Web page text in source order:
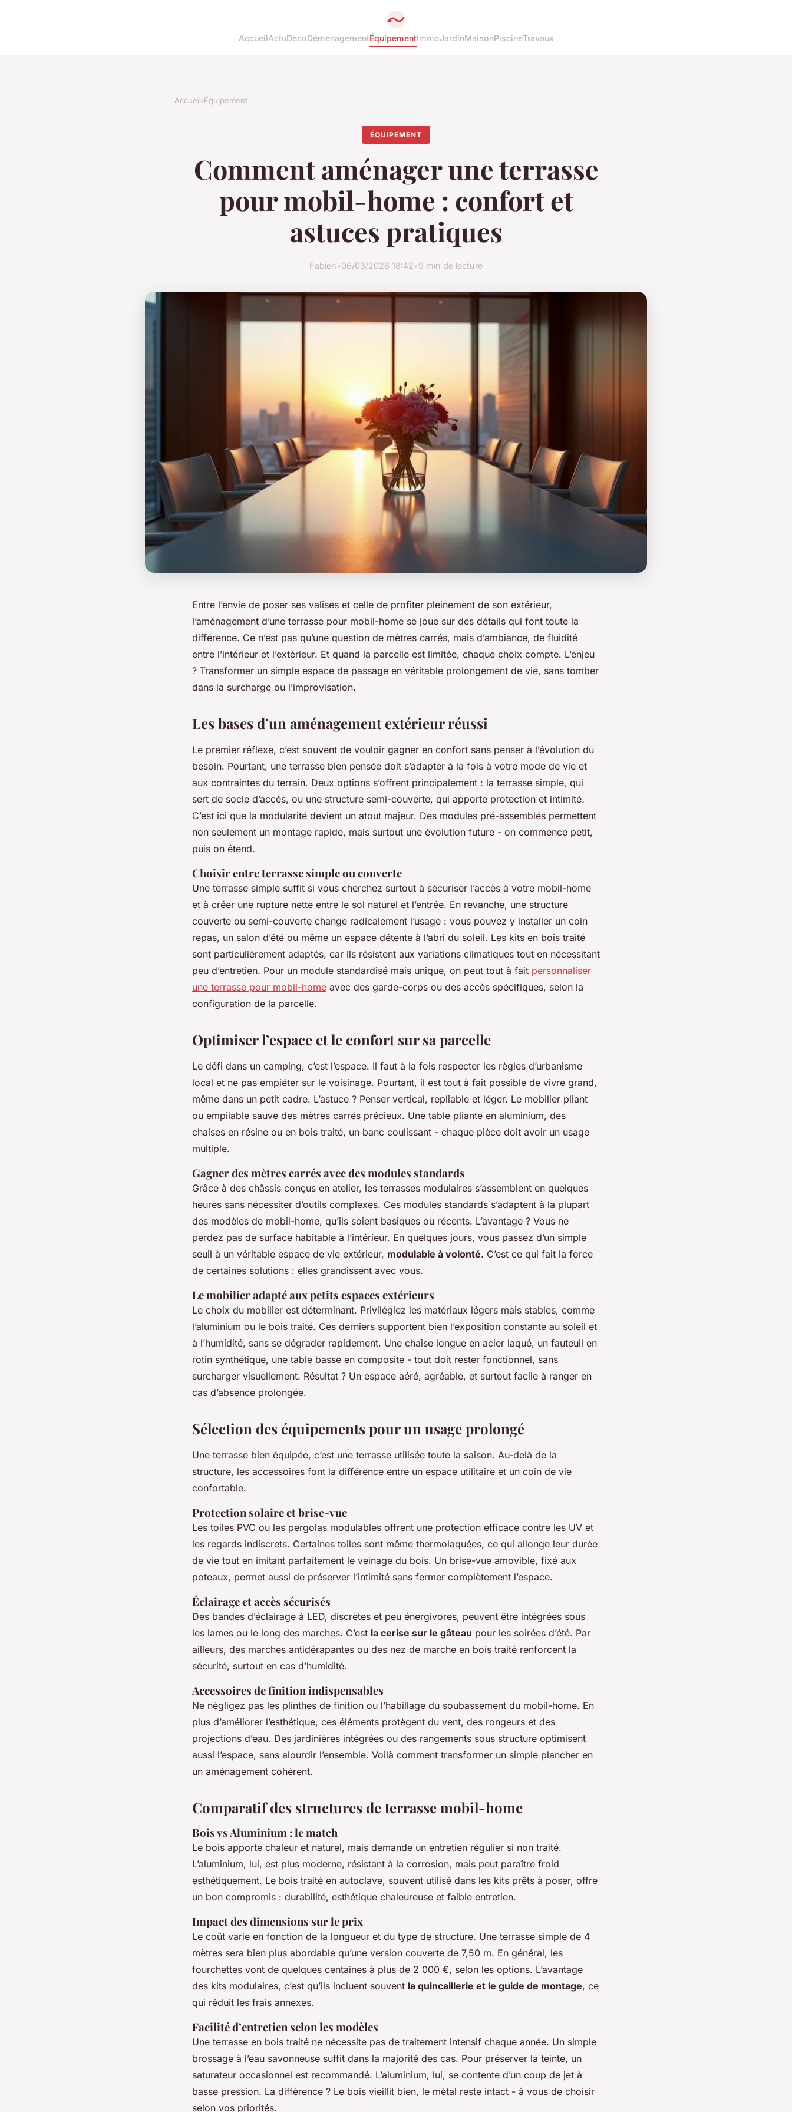
AccueilActuDécoDéménagementÉquipementImmoJardinMaisonPiscineTravaux
Accueil›Équipement
ÉQUIPEMENT
Comment aménager une terrasse
pour mobil-home : confort et
astuces pratiques
Fabien•06/03/2026 18:42•9 min de lecture
Entre l’envie de poser ses valises et celle de profiter pleinement de son extérieur,
l’aménagement d’une terrasse pour mobil-home se joue sur des détails qui font toute la
différence. Ce n’est pas qu’une question de mètres carrés, mais d’ambiance, de fluidité
entre l’intérieur et l’extérieur. Et quand la parcelle est limitée, chaque choix compte. L’enjeu
? Transformer un simple espace de passage en véritable prolongement de vie, sans tomber
dans la surcharge ou l’improvisation.
Les bases d’un aménagement extérieur réussi
Le premier réflexe, c’est souvent de vouloir gagner en confort sans penser à l’évolution du
besoin. Pourtant, une terrasse bien pensée doit s’adapter à la fois à votre mode de vie et
aux contraintes du terrain. Deux options s’offrent principalement : la terrasse simple, qui
sert de socle d’accès, ou une structure semi-couverte, qui apporte protection et intimité.
C’est ici que la modularité devient un atout majeur. Des modules pré-assemblés permettent
non seulement un montage rapide, mais surtout une évolution future - on commence petit,
puis on étend.
Choisir entre terrasse simple ou couverte
Une terrasse simple suffit si vous cherchez surtout à sécuriser l’accès à votre mobil-home
et à créer une rupture nette entre le sol naturel et l’entrée. En revanche, une structure
couverte ou semi-couverte change radicalement l’usage : vous pouvez y installer un coin
repas, un salon d’été ou même un espace détente à l’abri du soleil. Les kits en bois traité
sont particulièrement adaptés, car ils résistent aux variations climatiques tout en nécessitant
peu d’entretien. Pour un module standardisé mais unique, on peut tout à fait personnaliser
une terrasse pour mobil-home avec des garde-corps ou des accès spécifiques, selon la
configuration de la parcelle.
Optimiser l’espace et le confort sur sa parcelle
Le défi dans un camping, c’est l’espace. Il faut à la fois respecter les règles d’urbanisme
local et ne pas empiéter sur le voisinage. Pourtant, il est tout à fait possible de vivre grand,
même dans un petit cadre. L’astuce ? Penser vertical, repliable et léger. Le mobilier pliant
ou empilable sauve des mètres carrés précieux. Une table pliante en aluminium, des
chaises en résine ou en bois traité, un banc coulissant - chaque pièce doit avoir un usage
multiple.
Gagner des mètres carrés avec des modules standards
Grâce à des châssis conçus en atelier, les terrasses modulaires s’assemblent en quelques
heures sans nécessiter d’outils complexes. Ces modules standards s’adaptent à la plupart
des modèles de mobil-home, qu’ils soient basiques ou récents. L’avantage ? Vous ne
perdez pas de surface habitable à l’intérieur. En quelques jours, vous passez d’un simple
seuil à un véritable espace de vie extérieur, modulable à volonté. C’est ce qui fait la force
de certaines solutions : elles grandissent avec vous.
Le mobilier adapté aux petits espaces extérieurs
Le choix du mobilier est déterminant. Privilégiez les matériaux légers mais stables, comme
l’aluminium ou le bois traité. Ces derniers supportent bien l’exposition constante au soleil et
à l’humidité, sans se dégrader rapidement. Une chaise longue en acier laqué, un fauteuil en
rotin synthétique, une table basse en composite - tout doit rester fonctionnel, sans
surcharger visuellement. Résultat ? Un espace aéré, agréable, et surtout facile à ranger en
cas d’absence prolongée.
Sélection des équipements pour un usage prolongé
Une terrasse bien équipée, c’est une terrasse utilisée toute la saison. Au-delà de la
structure, les accessoires font la différence entre un espace utilitaire et un coin de vie
confortable.
Protection solaire et brise-vue
Les toiles PVC ou les pergolas modulables offrent une protection efficace contre les UV et
les regards indiscrets. Certaines toiles sont même thermolaquées, ce qui allonge leur durée
de vie tout en imitant parfaitement le veinage du bois. Un brise-vue amovible, fixé aux
poteaux, permet aussi de préserver l’intimité sans fermer complètement l’espace.
Éclairage et accès sécurisés
Des bandes d’éclairage à LED, discrètes et peu énergivores, peuvent être intégrées sous
les lames ou le long des marches. C’est la cerise sur le gâteau pour les soirées d’été. Par
ailleurs, des marches antidérapantes ou des nez de marche en bois traité renforcent la
sécurité, surtout en cas d’humidité.
Accessoires de finition indispensables
Ne négligez pas les plinthes de finition ou l’habillage du soubassement du mobil-home. En
plus d’améliorer l’esthétique, ces éléments protègent du vent, des rongeurs et des
projections d’eau. Des jardinières intégrées ou des rangements sous structure optimisent
aussi l’espace, sans alourdir l’ensemble. Voilà comment transformer un simple plancher en
un aménagement cohérent.
Comparatif des structures de terrasse mobil-home
Bois vs Aluminium : le match
Le bois apporte chaleur et naturel, mais demande un entretien régulier si non traité.
L’aluminium, lui, est plus moderne, résistant à la corrosion, mais peut paraître froid
esthétiquement. Le bois traité en autoclave, souvent utilisé dans les kits prêts à poser, offre
un bon compromis : durabilité, esthétique chaleureuse et faible entretien.
Impact des dimensions sur le prix
Le coût varie en fonction de la longueur et du type de structure. Une terrasse simple de 4
mètres sera bien plus abordable qu’une version couverte de 7,50 m. En général, les
fourchettes vont de quelques centaines à plus de 2 000 €, selon les options. L’avantage
des kits modulaires, c’est qu’ils incluent souvent la quincaillerie et le guide de montage, ce
qui réduit les frais annexes.
Facilité d’entretien selon les modèles
Une terrasse en bois traité ne nécessite pas de traitement intensif chaque année. Un simple
brossage à l’eau savonneuse suffit dans la majorité des cas. Pour préserver la teinte, un
saturateur occasionnel est recommandé. L’aluminium, lui, se contente d’un coup de jet à
basse pression. La différence ? Le bois vieillit bien, le métal reste intact - à vous de choisir
selon vos priorités.